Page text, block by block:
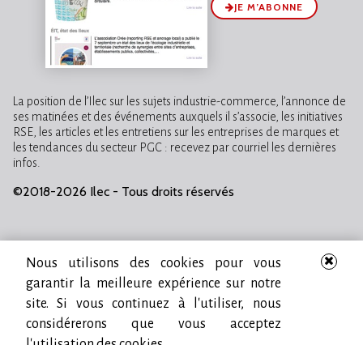
JE M’ABONNE
La position de l’Ilec sur les sujets industrie-commerce, l’annonce de
ses matinées et des événements auxquels il s’associe, les initiatives
RSE, les articles et les entretiens sur les entreprises de marques et
les tendances du secteur PGC : recevez par courriel les dernières
infos.
©2018-2026 Ilec - Tous droits réservés
Nous utilisons des cookies pour vous
garantir la meilleure expérience sur notre
site. Si vous continuez à l'utiliser, nous
considérerons que vous acceptez